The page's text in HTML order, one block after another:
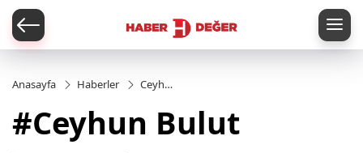
Anasayfa Haberler
Ceyhun
#Ceyhun Bulut